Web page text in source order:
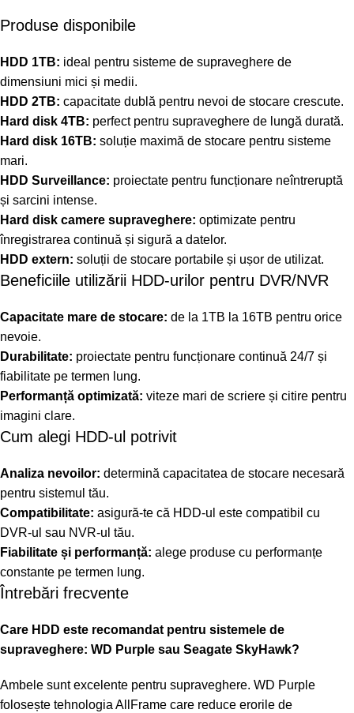
Produse disponibile
HDD 1TB: ideal pentru sisteme de supraveghere de
dimensiuni mici și medii.
HDD 2TB: capacitate dublă pentru nevoi de stocare crescute.
Hard disk 4TB: perfect pentru supraveghere de lungă durată.
Hard disk 16TB: soluție maximă de stocare pentru sisteme
mari.
HDD Surveillance: proiectate pentru funcționare neîntreruptă
și sarcini intense.
Hard disk camere supraveghere: optimizate pentru
înregistrarea continuă și sigură a datelor.
HDD extern: soluții de stocare portabile și ușor de utilizat.
Beneficiile utilizării HDD-urilor pentru DVR/NVR
Capacitate mare de stocare: de la 1TB la 16TB pentru orice
nevoie.
Durabilitate: proiectate pentru funcționare continuă 24/7 și
fiabilitate pe termen lung.
Performanță optimizată: viteze mari de scriere și citire pentru
imagini clare.
Cum alegi HDD-ul potrivit
Analiza nevoilor: determină capacitatea de stocare necesară
pentru sistemul tău.
Compatibilitate: asigură-te că HDD-ul este compatibil cu
DVR-ul sau NVR-ul tău.
Fiabilitate și performanță: alege produse cu performanțe
constante pe termen lung.
Întrebări frecvente
Care HDD este recomandat pentru sistemele de
supraveghere: WD Purple sau Seagate SkyHawk?
Ambele sunt excelente pentru supraveghere. WD Purple
folosește tehnologia AllFrame care reduce erorile de